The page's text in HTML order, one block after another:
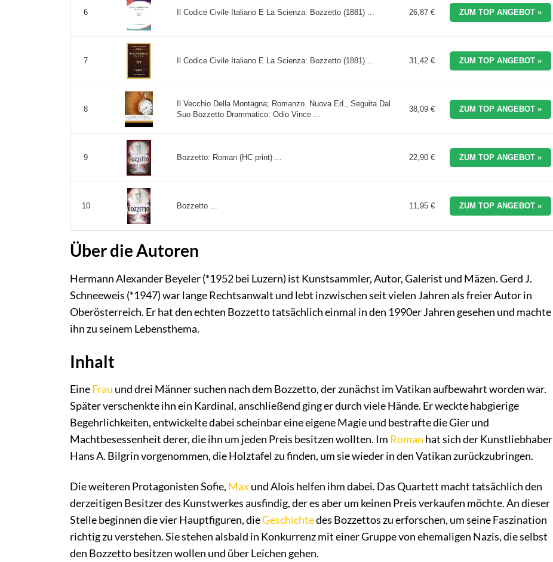
6 Il Codice Civile Italiano E La Scienza: Bozzetto (1881) ... 26,87 € ZUM TOP ANGEBOT »
7 Il Codice Civile Italiano E La Scienza: Bozzetto (1881) ... 31,42 € ZUM TOP ANGEBOT »
8
Il Vecchio Della Montagna; Romanzo. Nuova Ed., Seguita Dal
Suo Bozzetto Drammatico: Odio Vince ...
38,09 € ZUM TOP ANGEBOT »
9 Bozzetto: Roman (HC print) ... 22,90 € ZUM TOP ANGEBOT »
10 Bozzetto ... 11,95 € ZUM TOP ANGEBOT »
Über die Autoren
Hermann Alexander Beyeler (*1952 bei Luzern) ist Kunstsammler, Autor, Galerist und Mäzen. Gerd J.
Schneeweis (*1947) war lange Rechtsanwalt und lebt inzwischen seit vielen Jahren als freier Autor in
Oberösterreich. Er hat den echten Bozzetto tatsächlich einmal in den 1990er Jahren gesehen und machte
ihn zu seinem Lebensthema.
Inhalt
EineFrau und drei Männer suchen nach dem Bozzetto, der zunächst im Vatikan aufbewahrt worden war.
Später verschenkte ihn ein Kardinal, anschließend ging er durch viele Hände. Er weckte habgierige
Begehrlichkeiten, entwickelte dabei scheinbar eine eigene Magie und bestrafte die Gier und
Machtbesessenheit derer, die ihn um jeden Preis besitzen wollten. Im Roman hat sich der Kunstliebhaber
Hans A. Bilgrin vorgenommen, die Holztafel zu finden, um sie wieder in den Vatikan zurückzubringen.
Die weiteren Protagonisten Sofie, Maxund Alois helfen ihm dabei. Das Quartett macht tatsächlich den
derzeitigen Besitzer des Kunstwerkes ausfindig, der es aber um keinen Preis verkaufen möchte. An dieser
Stelle beginnen die vier Hauptfiguren, dieGeschichtedes Bozzettos zu erforschen, um seine Faszination
richtig zu verstehen. Sie stehen alsbald in Konkurrenz mit einer Gruppe von ehemaligen Nazis, die selbst
den Bozzetto besitzen wollen und über Leichen gehen.